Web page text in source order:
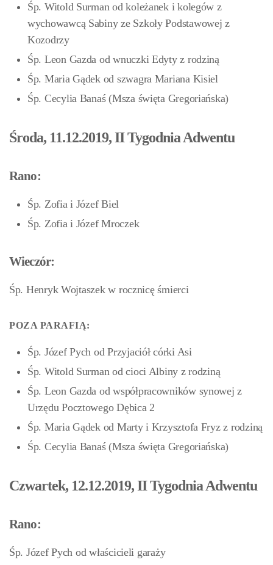
Śp. Witold Surman od koleżanek i kolegów z
wychowawcą Sabiny ze Szkoły Podstawowej z
Kozodrzy
Śp. Leon Gazda od wnuczki Edyty z rodziną
Śp. Maria Gądek od szwagra Mariana Kisiel
Śp. Cecylia Banaś (Msza święta Gregoriańska)
Środa, 11.12.2019, II Tygodnia Adwentu
Rano:
Śp. Zofia i Józef Biel
Śp. Zofia i Józef Mroczek
Wieczór:
Śp. Henryk Wojtaszek w rocznicę śmierci
POZA PARAFIĄ:
Śp. Józef Pych od Przyjaciół córki Asi
Śp. Witold Surman od cioci Albiny z rodziną
Śp. Leon Gazda od współpracowników synowej z
Urzędu Pocztowego Dębica 2
Śp. Maria Gądek od Marty i Krzysztofa Fryz z rodziną
Śp. Cecylia Banaś (Msza święta Gregoriańska)
Czwartek, 12.12.2019, II Tygodnia Adwentu
Rano:
Śp. Józef Pych od właścicieli garaży